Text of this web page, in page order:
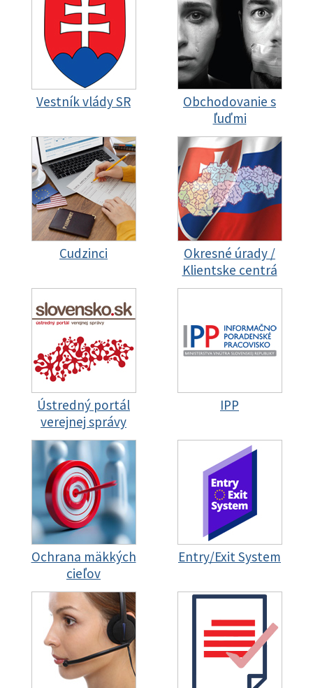
Vestník vlády SR
Obchodovanie s
ľuďmi
Cudzinci
Okresné úrady /
Klientske centrá
Ústredný portál
verejnej správy
IPP
Ochrana mäkkých
cieľov
Entry/Exit System